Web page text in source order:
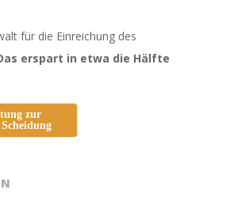
für die Einreichung des
erspart in etwa die Hälfte
zur